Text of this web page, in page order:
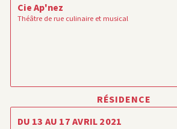
Cie Ap'nez
Théâtre de rue culinaire et musical
RÉSIDENCE
DU 13 AU 17 AVRIL 2021